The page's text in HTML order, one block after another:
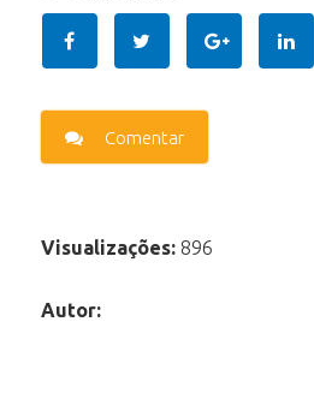
Comentar
Visualizações:896
Autor: